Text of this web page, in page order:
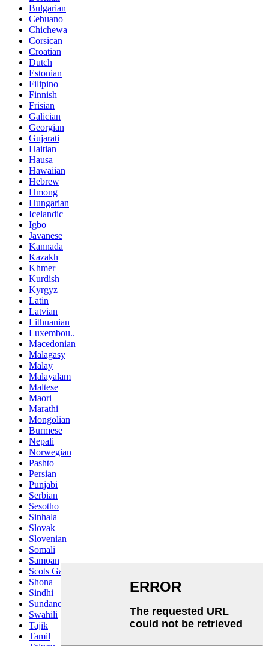
Bulgarian
Cebuano
Chichewa
Corsican
Croatian
Dutch
Estonian
Filipino
Finnish
Frisian
Galician
Georgian
Gujarati
Haitian
Hausa
Hawaiian
Hebrew
Hmong
Hungarian
Icelandic
Igbo
Javanese
Kannada
Kazakh
Khmer
Kurdish
Kyrgyz
Latin
Latvian
Lithuanian
Luxembou..
Macedonian
Malagasy
Malay
Malayalam
Maltese
Maori
Marathi
Mongolian
Burmese
Nepali
Norwegian
Pashto
Persian
Punjabi
Serbian
Sesotho
Sinhala
Slovak
Slovenian
Somali
Samoan
Scots Gaelic
Shona
Sindhi
Sundanese
Swahili
Tajik
Tamil